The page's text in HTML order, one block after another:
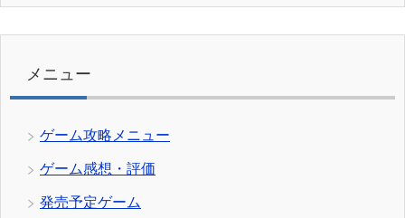
リ
メニュー
ゲーム攻略メニュー
ゲーム感想・評価
発売予定ゲーム